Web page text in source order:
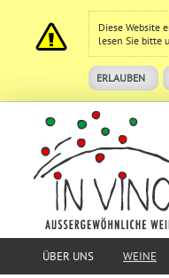
Diese Website
lesen Sie bitte
ERLAUBEN
ÜBER UNS WEINE